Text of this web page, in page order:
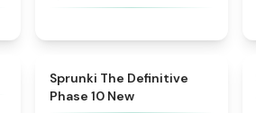
Sprunki The Definitive
Phase 10 New